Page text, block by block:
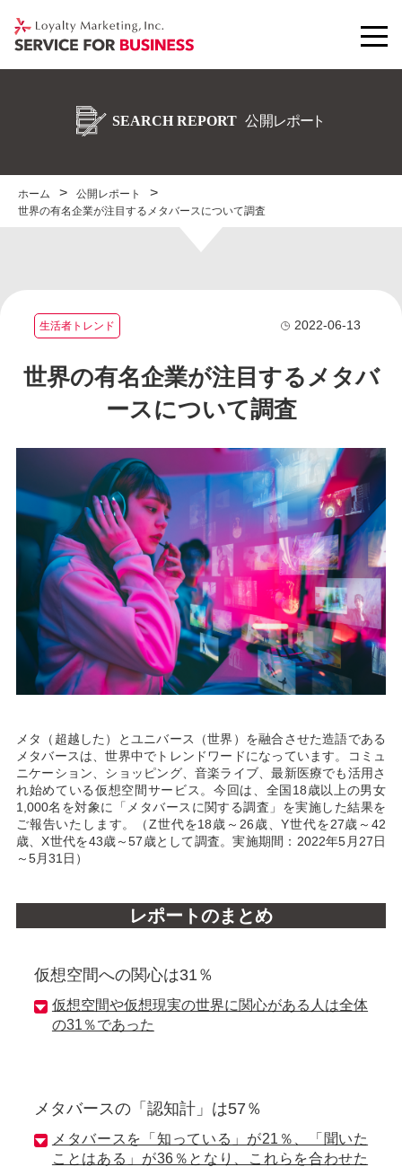
ホーム
公開レポート
世界の有名企業が注目するメタバースについて調査
生活者トレンド 2022-06-13
世界の有名企業が注目するメタバ
ースについて調査
メタ（超越した）とユニバース（世界）を融合させた造語である
メタバースは、世界中でトレンドワードになっています。コミュ
ニケーション、ショッピング、音楽ライブ、最新医療でも活用さ
れ始めている仮想空間サービス。今回は、全国18歳以上の男女
1,000名を対象に「メタバースに関する調査」を実施した結果を
ご報告いたします。（Z世代を18歳～26歳、Y世代を27歳～42
歳、X世代を43歳～57歳として調査。実施期間：2022年5月27日
～5月31日）
レポートのまとめ
仮想空間への関心は31％
仮想空間や仮想現実の世界に関心がある人は全体
の31％であった
メタバースの「認知計」は57％
メタバースを「知っている」が21％、「聞いた
ことはある」が36％となり、これらを合わせた